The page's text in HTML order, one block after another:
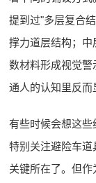
提到过"多层复合
撑力道层结构；
数材料形成视觉
通人的认知里反而
有些时候会想这
特别关注避险车
关键所在了。但